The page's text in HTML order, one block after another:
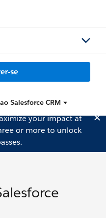
se
Salesforce CRM
your impact at
or more to unlock